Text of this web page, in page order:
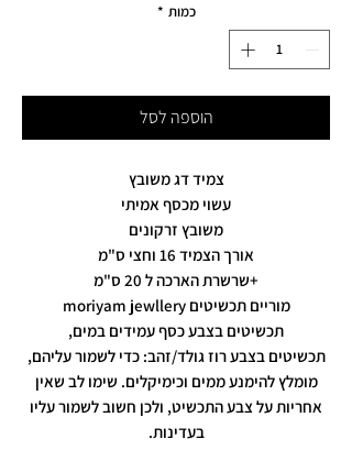
כמות *
הוספה לסל
צמיד דג משובץ
עשוי מכסף אמיתי
משובץ זרקונים
אורך הצמיד 16 וחצי ס"מ
+שרשרת הארכה ל 20 ס"מ
מוריים תכשיטים moriyam jewllery
תכשיטים בצבע כסף עמידים במים,
תכשיטים בצבע רוז גולד/זהב: כדי לשמור עליהם,
מומלץ להימנע ממים וכימיקלים. שימו לב שאין
אחריות על צבע התכשיט, ולכן חשוב לשמור עליו
בעדינות.